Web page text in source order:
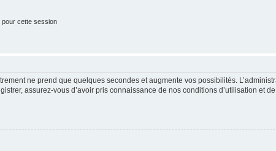
pour cette session
ne prend que quelques secondes et augmente vos possibilités.
assurez-vous d’avoir pris connaissance de nos conditions d’utilisation et